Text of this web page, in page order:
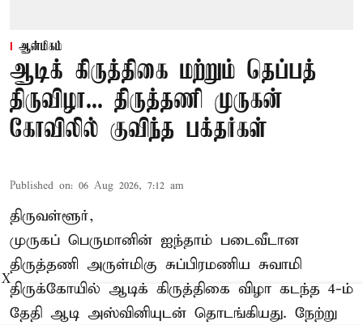
ஆன்மிகம்
ஆடிக் கிருத்திகை மற்றும் தெப்பத்
திருவிழா... திருத்தணி முருகன்
கோவிலில் குவிந்த பக்தர்கள்
Published on: 06 Aug 2026, 7:12 am
திருவள்ளூர்,
முருகப் பெருமானின் ஐந்தாம் படைவீடான
திருத்தணி அருள்மிகு சுப்பிரமணிய சுவாமி
திருக்கோயில் ஆடிக் கிருத்திகை விழா கடந்த 4-ம்
தேதி ஆடி அஸ்வினியுடன் தொடங்கியது. நேற்று
X